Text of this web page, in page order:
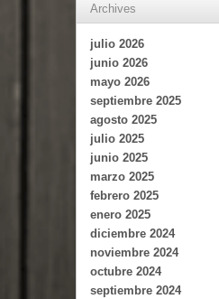
Archives
julio 2026
junio 2026
mayo 2026
septiembre 2025
agosto 2025
julio 2025
junio 2025
marzo 2025
febrero 2025
enero 2025
diciembre 2024
noviembre 2024
octubre 2024
septiembre 2024